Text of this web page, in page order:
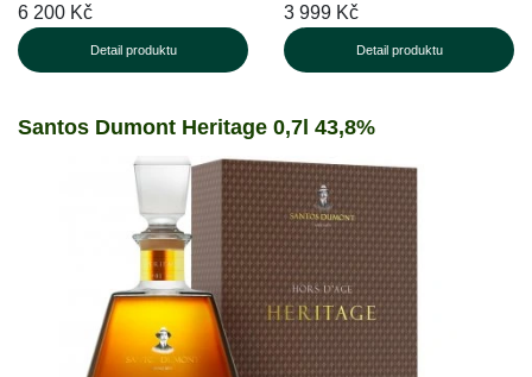
6 200 Kč
Detail produktu
3 999 Kč
Detail produktu
Santos Dumont Heritage 0,7l 43,8%